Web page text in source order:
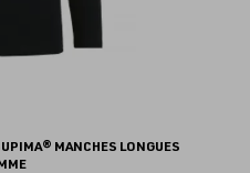
MANCHES LONGUES